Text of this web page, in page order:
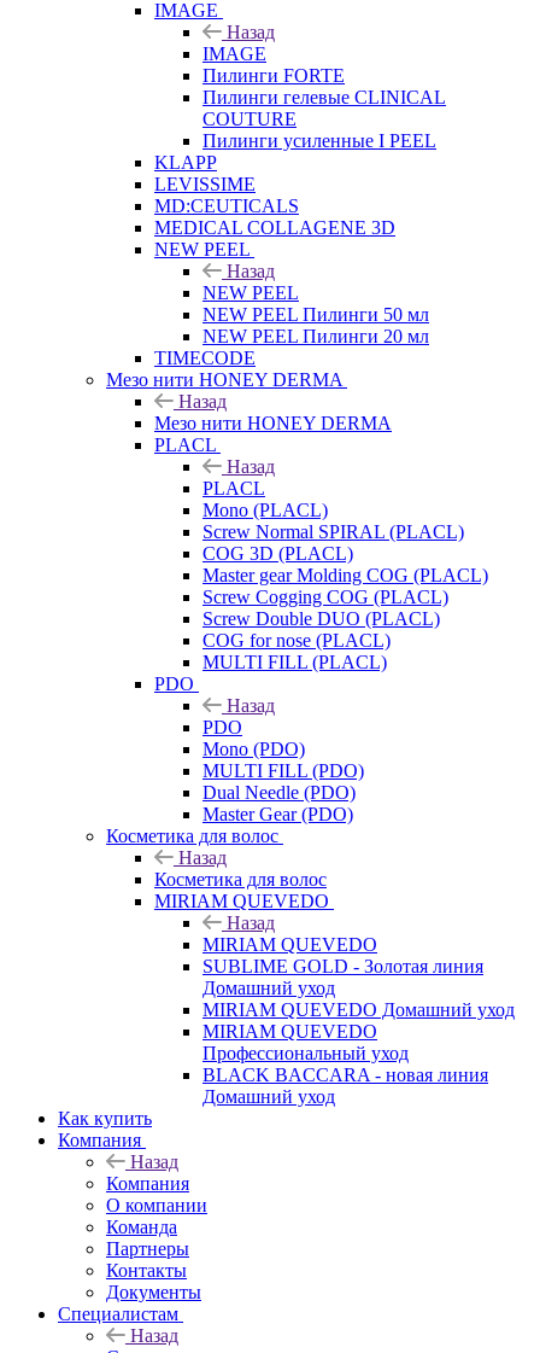
IMAGE
Назад
IMAGE
Пилинги FORTE
Пилинги гелевые CLINICAL
COUTURE
Пилинги усиленные I PEEL
KLAPP
LEVISSIME
MD:CEUTICALS
MEDICAL COLLAGENE 3D
NEW PEEL
Назад
NEW PEEL
NEW PEEL Пилинги 50 мл
NEW PEEL Пилинги 20 мл
TIMECODE
Мезо нити HONEY DERMA
Назад
Мезо нити HONEY DERMA
PLACL
Назад
PLACL
Mono (PLACL)
Screw Normal SPIRAL (PLACL)
COG 3D (PLACL)
Master gear Molding COG (PLACL)
Screw Cogging COG (PLACL)
Screw Double DUO (PLACL)
COG for nose (PLACL)
MULTI FILL (PLACL)
PDO
Назад
PDO
Mono (PDO)
MULTI FILL (PDO)
Dual Needle (PDO)
Master Gear (PDO)
Косметика для волос
Назад
Косметика для волос
MIRIAM QUEVEDO
Назад
MIRIAM QUEVEDO
SUBLIME GOLD - Золотая линия
Домашний уход
MIRIAM QUEVEDO Домашний уход
MIRIAM QUEVEDO
Профессиональный уход
BLACK BACCARA - новая линия
Домашний уход
Как купить
Компания
Назад
Компания
О компании
Команда
Партнеры
Контакты
Документы
Специалистам
Назад